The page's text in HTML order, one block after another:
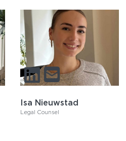
Isa Nieuwstad
Legal Counsel